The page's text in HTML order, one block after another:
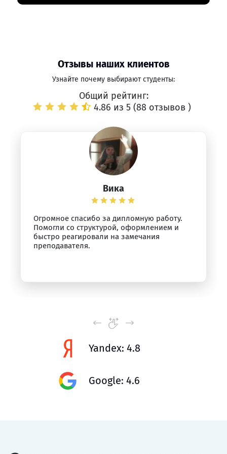
Отзывы наших клиентов
Узнайте почему выбирают студенты:
Общий рейтинг:
4.86 из 5 (88 отзывов )
Вика
Огромное спасибо за дипломную работу.
Помогли со структурой, оформлением и
быстро реагировали на замечания
преподавателя.
Yandex: 4.8
Google: 4.6